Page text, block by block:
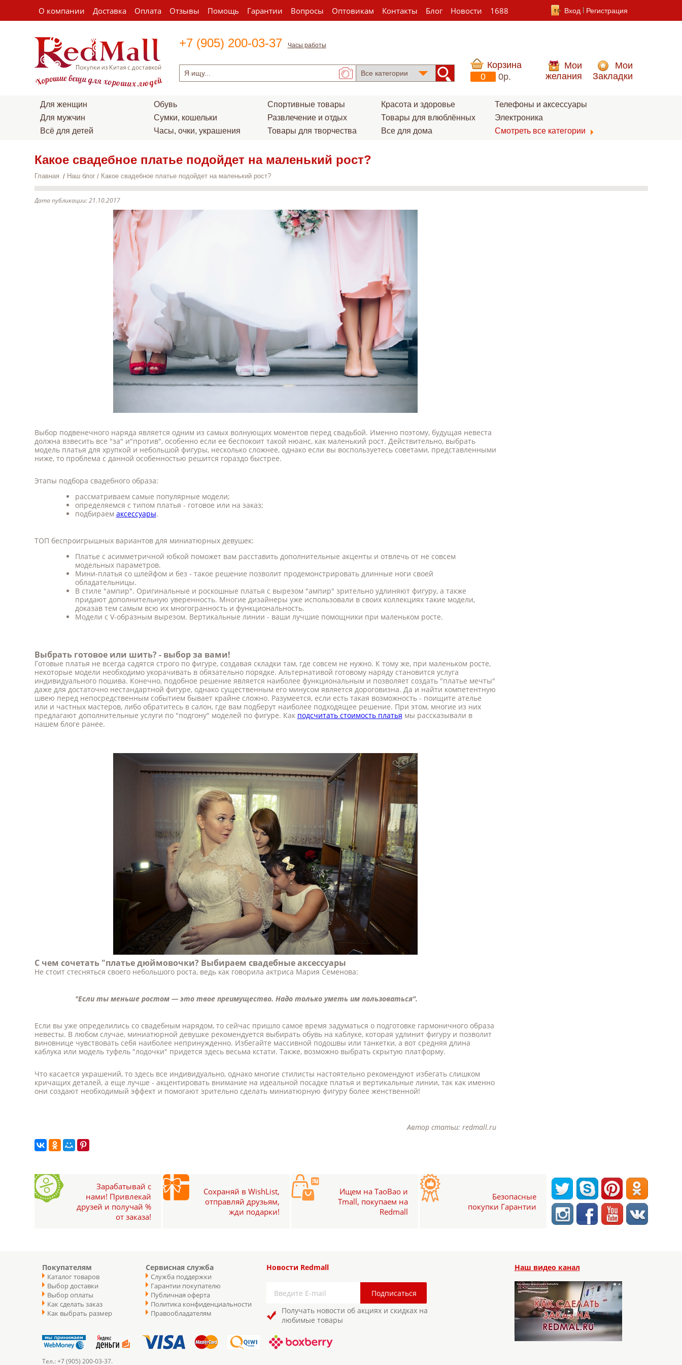
О компании Доставка Оплата Отзывы Помощь Гарантии Вопросы Оптовикам Контакты Блог Новости 1688 Вход Регистрация
+7 (905) 200-03-37 Часы работы
Корзина
0
0p.
Мои
желания
Мои
Закладки
Для женщин
Для мужчин
Всё для детей
Обувь
Сумки, кошельки
Часы, очки, украшения
Спортивные товары
Развлечение и отдых
Товары для творчества
Красота и здоровье
Товары для влюблённых
Все для дома
Телефоны и аксессуары
Электроника
Смотреть все категории
Какое свадебное платье подойдет на маленький рост?
Главная Наш блог Какое свадебное платье подойдет на маленький рост?
Дата публикации:21.10.2017
Выбор подвенечного наряда является одним из самых волнующих моментов перед свадьбой. Именно поэтому, будущая невеста
должна взвесить все "за" и"против", особенно если ее беспокоит такой нюанс, как маленький рост. Действительно, выбрать
модель платья для хрупкой и небольшой фигуры, несколько сложнее, однако если вы воспользуетесь советами, представленными
ниже, то проблема с данной особенностью решится гораздо быстрее.
Этапы подбора свадебного образа:
рассматриваем самые популярные модели;
определяемся с типом платья - готовое или на заказ;
подбираем аксессуары.
ТОП беспроигрышных вариантов для миниатюрных девушек:
Платье с асимметричной юбкой поможет вам расставить дополнительные акценты и отвлечь от не совсем
модельных параметров.
Мини-платья со шлейфом и без - такое решение позволит продемонстрировать длинные ноги своей
обладательницы.
В стиле "ампир". Оригинальные и роскошные платья с вырезом "ампир" зрительно удлиняют фигуру, а также
придают дополнительную уверенность. Многие дизайнеры уже использовали в своих коллекциях такие модели,
доказав тем самым всю их многогранность и функциональность.
Модели с V-образным вырезом. Вертикальные линии - ваши лучшие помощники при маленьком росте.
Выбрать готовое или шить? - выбор за вами!
Готовые платья не всегда садятся строго по фигуре, создавая складки там, где совсем не нужно. К тому же, при маленьком росте,
некоторые модели необходимо укорачивать в обязательно порядке. Альтернативой готовому наряду становится услуга
индивидуального пошива. Конечно, подобное решение является наиболее функциональным и позволяет создать "платье мечты"
даже для достаточно нестандартной фигуре, однако существенным его минусом является дороговизна. Да и найти компетентную
швею перед непосредственным событием бывает крайне сложно. Разумеется, если есть такая возможность - поищите ателье
или и частных мастеров, либо обратитесь в салон, где вам подберут наиболее подходящее решение. При этом, многие из них
предлагают дополнительные услуги по "подгону" моделей по фигуре. Как подсчитать стоимость платья мы рассказывали в
нашем блоге ранее.
С чем сочетать "платье дюймовочки? Выбираем свадебные аксессуары
Не стоит стесняться своего небольшого роста, ведь как говорила актриса Мария Семенова:
"Если ты меньше ростом — это твое преимущество. Надо только уметь им пользоваться".
Если вы уже определились со свадебным нарядом, то сейчас пришло самое время задуматься о подготовке гармоничного образа
невесты. В любом случае, миниатюрной девушке рекомендуется выбирать обувь на каблуке, которая удлинит фигуру и позволит
виновнице чувствовать себя наиболее непринужденно. Избегайте массивной подошвы или танкетки, а вот средняя длина
каблука или модель туфель "лодочки" придется здесь весьма кстати. Также, возможно выбрать скрытую платформу.
Что касается украшений, то здесь все индивидуально, однако многие стилисты настоятельно рекомендуют избегать слишком
кричащих деталей, а еще лучше - акцентировать внимание на идеальной посадке платья и вертикальные линии, так как именно
они создают необходимый эффект и помогают зрительно сделать миниатюрную фигуру более женственной!
Автор статьи: redmall.ru
Зарабатывай с
нами! Привлекай
друзей и получай %
от заказа!
Сохраняй в WishList,
отправляй друзьям,
жди подарки!
Ищем на TaoBao и
Tmall, покупаем на
Redmall
Безопасные
покупки Гарантии
Покупателям
Каталог товаров
Выбор доставки
Выбор оплаты
Как сделать заказ
Как выбрать размер
Сервисная служба
Служба поддержки
Гарантии покупателю
Публичная оферта
Политика конфиденциальности
Правообладателям
Новости Redmall
Получать новости об акциях и скидках на
любимые товары
Тел.: +7 (905) 200-03-37.
Наш видео канал